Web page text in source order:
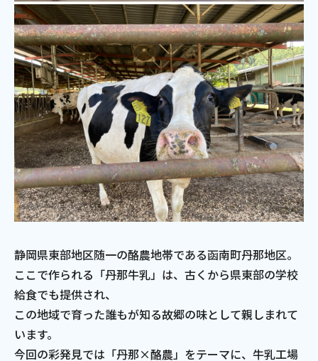
静岡県東部地区随一の酪農地帯である函南町丹那地区。
ここで作られる「丹那牛乳」は、古くから県東部の学校
給食でも提供され、
この地域で育った誰もが知る故郷の味として親しまれて
います。
今回の彩発見では「丹那×酪農」をテーマに、牛乳工場